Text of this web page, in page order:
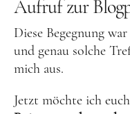
Aufruf zur
Diese Begegnung
und genau solche
mich aus.
Jetzt möchte ich